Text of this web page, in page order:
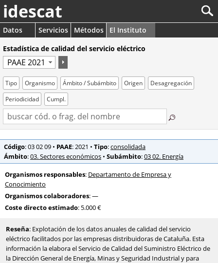
idescat
Datos Servicios Métodos
El Instituto
Estadística de calidad del servicio eléctrico
Tipo Organismo Ámbito / Subámbito Origen
Desagregación
Periodicidad
Cumpl.
Código: 03 02 09 • PAAE: 2021 • Tipo:consolidada
Ámbito:03. Sectores económicos • Subámbito:03 02. Energía
Organismos responsables: Departamento de Empresa y
Conocimiento
Organismos colaboradores: —
Coste directo estimado: 5.000 €
Reseña: Explotación de los datos anuales de calidad del servicio
eléctrico facilitados por las empresas distribuidoras de Cataluña. Esta
información la elabora el Servicio de Calidad del Suministro Eléctrico de
la Dirección General de Energía, Minas y Seguridad Industrial y para